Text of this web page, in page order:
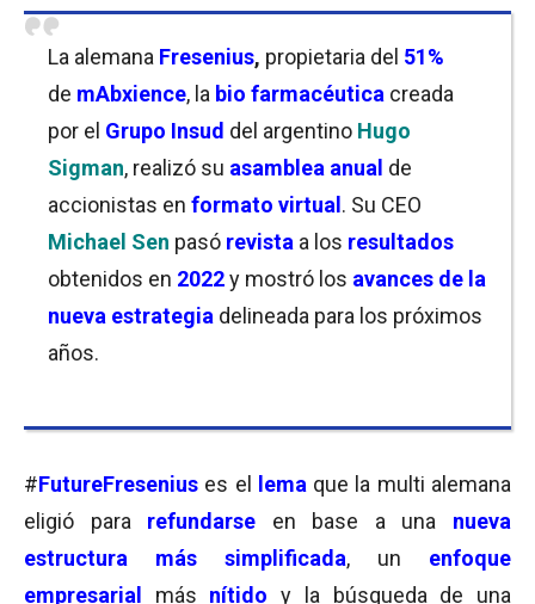
La alemana Fresenius, propietaria del 51%
de mAbxience, la bio farmacéutica creada
por el Grupo Insud del argentino Hugo
Sigman, realizó su asamblea anual de
accionistas en formato virtual . Su CEO
Michael Sen pasó revista a los resultados
obtenidos en 2022y mostró los avances de la
nueva estrategia delineada para los próximos
años.
#FutureFresenius es el lema que la multi alemana
eligió para refundarse en base a una nueva
estructura más simplificada, un enfoque
empresarial
más nítido y la búsqueda de una